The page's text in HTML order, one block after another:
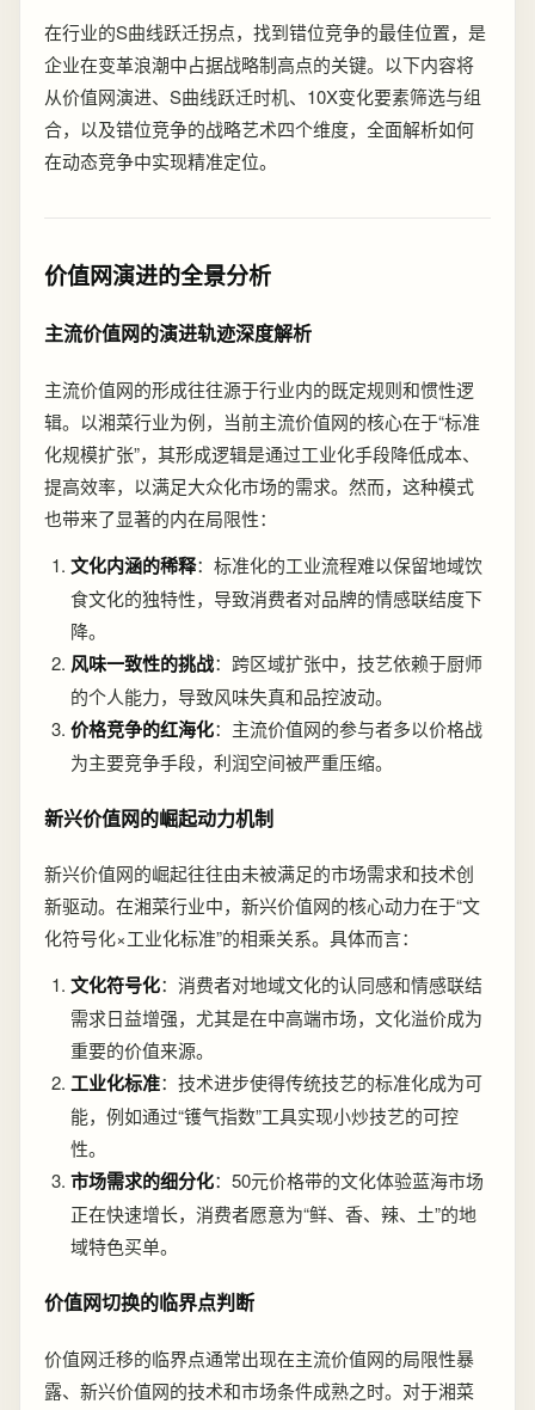
在行业的S曲线跃迁拐点，找到错位竞争的最佳位置，是
企业在变革浪潮中占据战略制高点的关键。以下内容将
从价值网演进、S曲线跃迁时机、10X变化要素筛选与组
合，以及错位竞争的战略艺术四个维度，全面解析如何
在动态竞争中实现精准定位。
价值网演进的全景分析
主流价值网的演进轨迹深度解析
主流价值网的形成往往源于行业内的既定规则和惯性逻
辑。以湘菜行业为例，当前主流价值网的核心在于“标准
化规模扩张”，其形成逻辑是通过工业化手段降低成本、
提高效率，以满足大众化市场的需求。然而，这种模式
也带来了显著的内在局限性：
文化内涵的稀释：标准化的工业流程难以保留地域饮
食文化的独特性，导致消费者对品牌的情感联结度下
降。
风味一致性的挑战：跨区域扩张中，技艺依赖于厨师
的个人能力，导致风味失真和品控波动。
价格竞争的红海化：主流价值网的参与者多以价格战
为主要竞争手段，利润空间被严重压缩。
新兴价值网的崛起动力机制
新兴价值网的崛起往往由未被满足的市场需求和技术创
新驱动。在湘菜行业中，新兴价值网的核心动力在于“文
化符号化×工业化标准”的相乘关系。具体而言：
文化符号化：消费者对地域文化的认同感和情感联结
需求日益增强，尤其是在中高端市场，文化溢价成为
重要的价值来源。
工业化标准：技术进步使得传统技艺的标准化成为可
能，例如通过“镬气指数”工具实现小炒技艺的可控
性。
市场需求的细分化：50元价格带的文化体验蓝海市场
正在快速增长，消费者愿意为“鲜、香、辣、土”的地
域特色买单。
价值网切换的临界点判断
价值网迁移的临界点通常出现在主流价值网的局限性暴
露、新兴价值网的技术和市场条件成熟之时。对于湘菜